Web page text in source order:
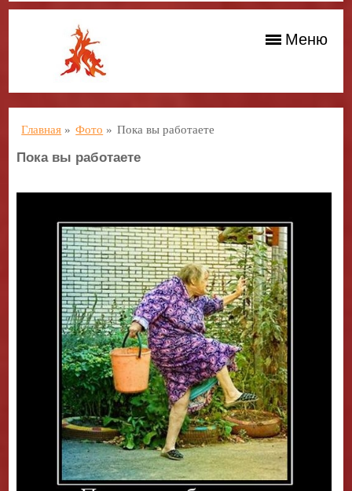
Меню
Главная » Фото » Пока вы работаете
Пока вы работаете